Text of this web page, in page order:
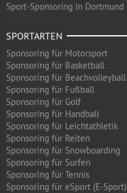
Sport-Sponsoring in Dortmund
SPORTARTEN
Sponsoring für Motorsport
Sponsoring für Basketball
Sponsoring für Beachvolleyball
Sponsoring für Fußball
Sponsoring für Golf
Sponsoring für Handball
Sponsoring für Leichtathletik
Sponsoring für Reiten
Sponsoring für Snowboarding
Sponsoring für Surfen
Sponsoring für Tennis
Sponsoring für eSport (E-Sport)